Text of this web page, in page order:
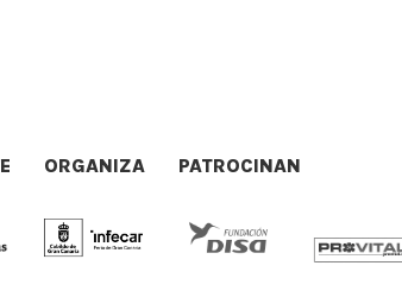
ORGANIZA PATROCINAN